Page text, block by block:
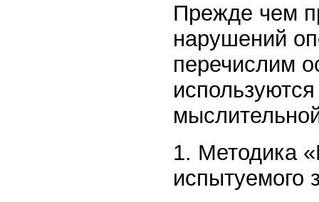
Прежде чем
нарушений
перечислим
1. Методика
испытуемого